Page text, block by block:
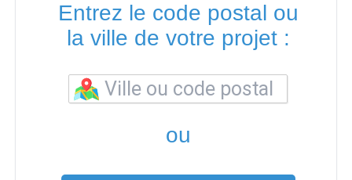
Entrez le code postal ou
la ville de votre projet :
ou